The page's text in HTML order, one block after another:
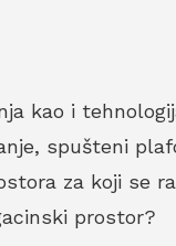
kao i
spušteni
za koji se
prostor?